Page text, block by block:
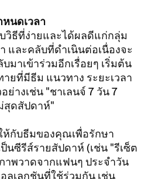
นดเวลา
วิธีที่ง่ายและได้ผลดีแก่กลุ่ม
และคลับที่ดำเนินต่อเนื่องจะ
มาเข้าร่วมอีกเรื่อยๆ เริ่มต้น
ยที่มีธีม แนวทาง ระยะเวลา
างเช่น "ชาเลนจ์ 7 วัน 7
สุดสัปดาห์"
ห้กับธีมของคุณเพื่อรักษา
นซีรีส์รายสัปดาห์ (เช่น "รีเซ็ต
าพวาดจากแฟนๆ ประจำวัน
ลเลกชันที่ใช้ร่วมกัน เช่น